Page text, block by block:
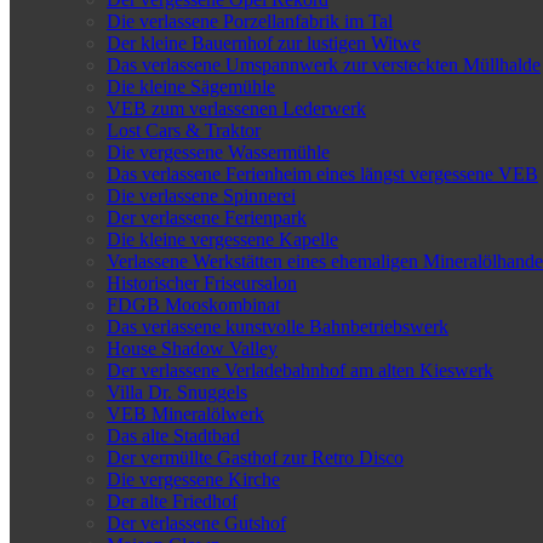
Die verlassene Porzellanfabrik im Tal
Der kleine Bauernhof zur lustigen Witwe
Das verlassene Umspannwerk zur versteckten Müllhalde
Die kleine Sägemühle
VEB zum verlassenen Lederwerk
Lost Cars & Traktor
Die vergessene Wassermühle
Das verlassene Ferienheim eines längst vergessene VEB
Die verlassene Spinnerei
Der verlassene Ferienpark
Die kleine vergessene Kapelle
Verlassene Werkstätten eines ehemaligen
Historischer Friseursalon
FDGB Mooskombinat
Das verlassene kunstvolle Bahnbetriebswerk
House Shadow Valley
Der verlassene Verladebahnhof am alten Kieswerk
Villa Dr. Snuggels
VEB Mineralölwerk
Das alte Stadtbad
Der vermüllte Gasthof zur Retro Disco
Die vergessene Kirche
Der alte Friedhof
Der verlassene Gutshof